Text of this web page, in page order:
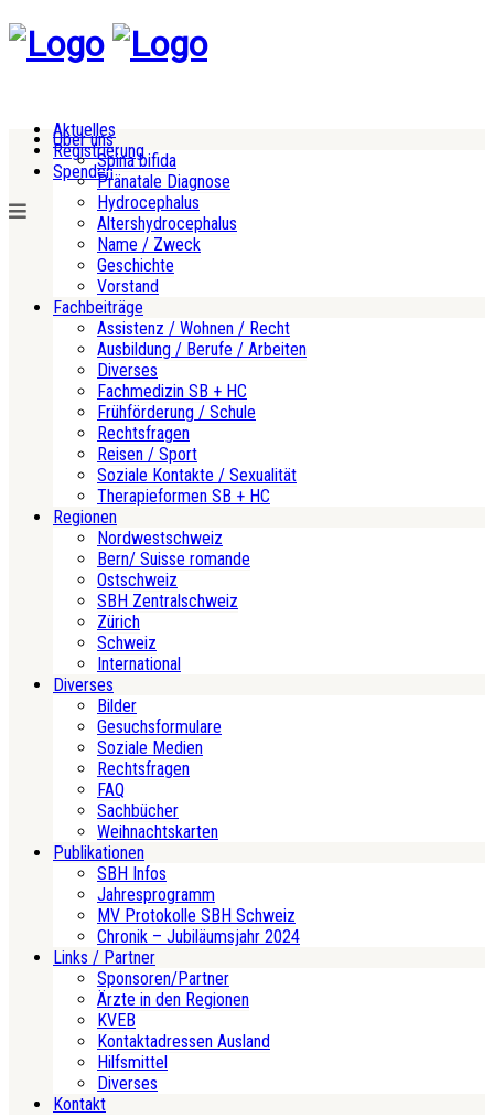
Aktuelles
Registrierung
Spenden
Über uns
Spina bifida
Pränatale Diagnose
Hydrocephalus
Altershydrocephalus
Name / Zweck
Geschichte
Vorstand
Fachbeiträge
Assistenz / Wohnen / Recht
Ausbildung / Berufe / Arbeiten
Diverses
Fachmedizin SB + HC
Frühförderung / Schule
Rechtsfragen
Reisen / Sport
Soziale Kontakte / Sexualität
Therapieformen SB + HC
Regionen
Nordwestschweiz
Bern/ Suisse romande
Ostschweiz
SBH Zentralschweiz
Zürich
Schweiz
International
Diverses
Bilder
Gesuchsformulare
Soziale Medien
Rechtsfragen
FAQ
Sachbücher
Weihnachtskarten
Publikationen
SBH Infos
Jahresprogramm
MV Protokolle SBH Schweiz
Chronik – Jubiläumsjahr 2024
Links / Partner
Sponsoren/Partner
Ärzte in den Regionen
KVEB
Kontaktadressen Ausland
Hilfsmittel
Diverses
Kontakt